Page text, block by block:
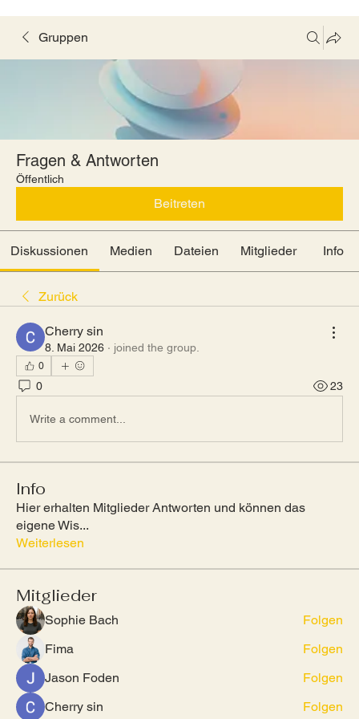
Gruppen
Fragen & Antworten
Öffentlich
Beitreten
Diskussionen Medien Dateien Mitglieder Info
Zurück
Cherry sin
8. Mai 2026 · joined the group.
0
0 23
Write a comment...
Info
Hier erhalten Mitglieder Antworten und können das
eigene Wis...
Weiterlesen
Mitglieder
Sophie Bach
Folgen
Fima
Folgen
Jason Foden
Folgen
Cherry sin
Folgen